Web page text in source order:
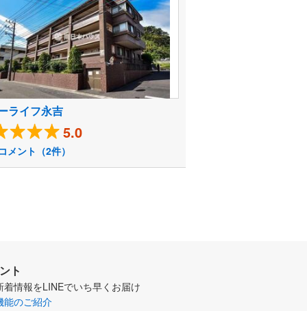
ライフ永吉
5.0
コメント（2件）
ト
着情報をLINEでいち早くお届け
能のご紹介